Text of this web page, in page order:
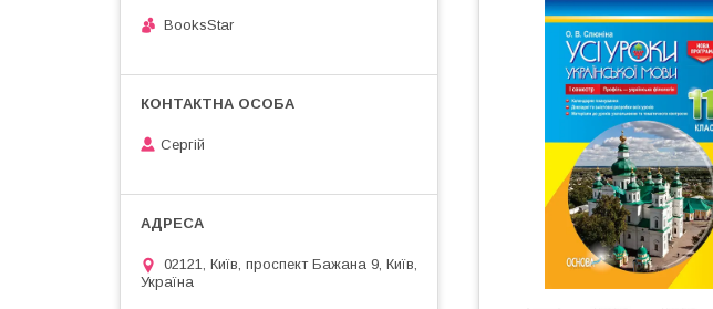
BooksStar
Сергій
02121, Київ, проспект Бажана 9, Київ,
Україна